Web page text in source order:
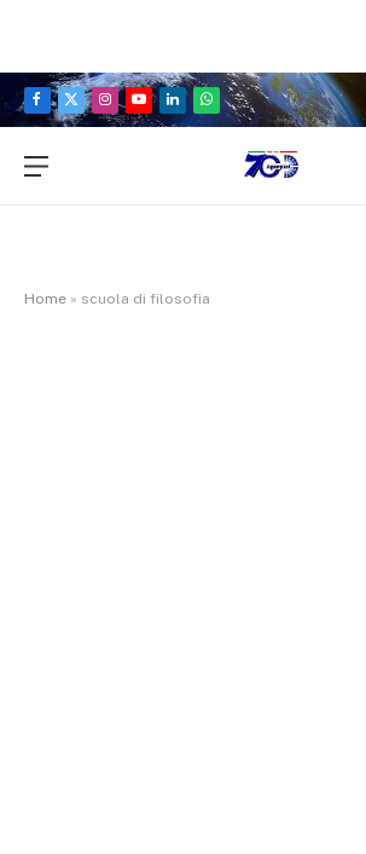
Facebook
X
Instagram
YouTubeLinkedInWhatsApp
Home » scuola di filosofia